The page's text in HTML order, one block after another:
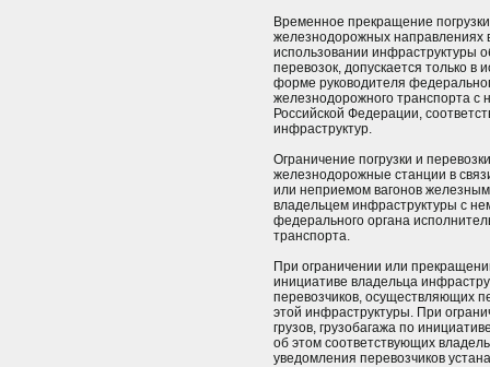
Временное прекращение
железнодорожных направлениях
использовании инфраструктуры
перевозок, допускается только
форме руководителя
железнодорожного транспорта
Российской Федерации,
инфраструктур.
Ограничение погрузки и
железнодорожные станции в
или неприемом вагонов
владельцем инфраструктуры с
федерального органа
транспорта.
При ограничении или
инициативе владельца
перевозчиков, осуществляющих
этой инфраструктуры. При
грузов, грузобагажа по
об этом соответствующих
уведомления перевозчиков